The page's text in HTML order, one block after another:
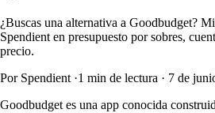
¿Buscas una alternativa a Goodbudget?
Spendient en presupuesto por sobres,
precio.
Por Spendient ·1 min de lectura · 7 de
Goodbudget es una app conocida